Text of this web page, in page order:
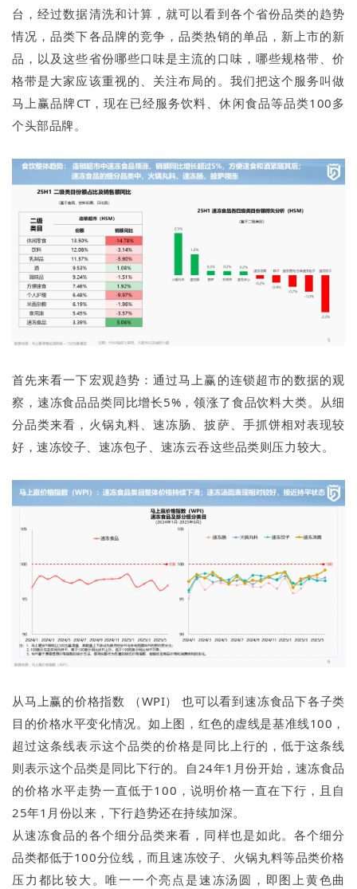
台，经过数据清洗和计算，就可以看到各个省份品类的趋势
情况，品类下各品牌的竞争，品类热销的单品，新上市的新
品，以及这些省份哪些口味是主流的口味，哪些规格带、价
格带是大家应该重视的、关注布局的。我们把这个服务叫做
马上赢品牌CT，现在已经服务饮料、休闲食品等品类100多
个头部品牌。
首先来看一下宏观趋势：通过马上赢的连锁超市的数据的观
察，速冻食品品类同比增长5%，领涨了食品饮料大类。从细
分品类来看，火锅丸料、速冻肠、披萨、手抓饼相对表现较
好，速冻饺子、速冻包子、速冻云吞这些品类则压力较大。
从马上赢的价格指数 （WPI） 也可以看到速冻食品下各子类
目的价格水平变化情况。如上图，红色的虚线是基准线100，
超过这条线表示这个品类的价格是同比上行的，低于这条线
则表示这个品类是同比下行的。自24年1月份开始，速冻食品
的价格水平走势一直低于100，说明价格一直在下行，且自
25年1月份以来，下行趋势还在持续加深。
从速冻食品的各个细分品类来看，同样也是如此。各个细分
品类都低于100分位线，而且速冻饺子、火锅丸料等品类价格
压力都比较大。唯一一个亮点是速冻汤圆，即图上黄色曲